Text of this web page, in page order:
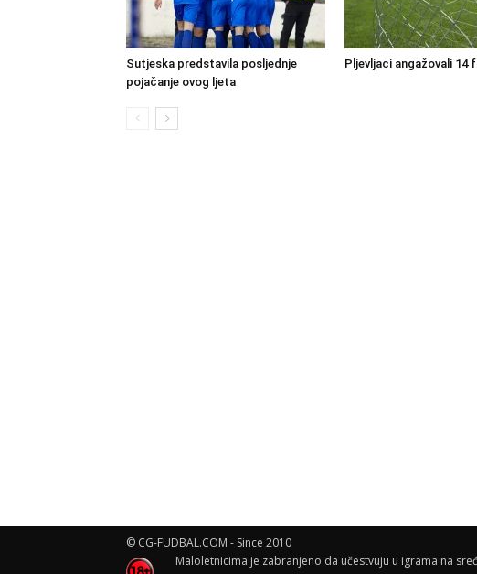
Sutjeska predstavila posljednje
pojačanje ovog ljeta
Pljevljaci angažovali 14
© CG-FUDBAL.COM - Since 2010
Maloletnicima je zabranjeno da učestvuju u igrama na